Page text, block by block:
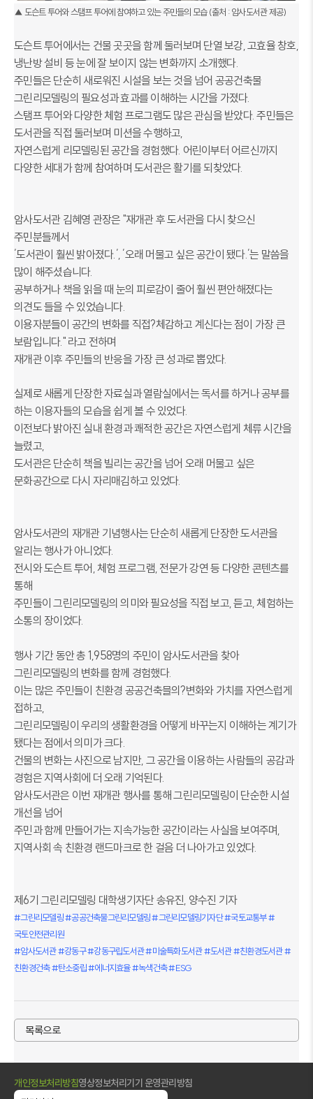
▲ 도슨트 투어와 스탬프 투어에 참여하고 있는 주민들의 모습 (출처 : 암사도서관 제공)
도슨트 투어에서는 건물 곳곳을 함께 둘러보며 단열 보강, 고효율 창호,
냉난방 설비 등 눈에 잘 보이지 않는 변화까지 소개했다.
주민들은 단순히 새로워진 시설을 보는 것을 넘어 공공건축물
그린리모델링의 필요성과 효과를 이해하는 시간을 가졌다.
스탬프 투어와 다양한 체험 프로그램도 많은 관심을 받았다. 주민들은
도서관을 직접 둘러보며 미션을 수행하고,
자연스럽게 리모델링된 공간을 경험했다. 어린이부터 어르신까지
다양한 세대가 함께 참여하며 도서관은 활기를 되찾았다.
암사도서관 김혜영 관장은 "재개관 후 도서관을 다시 찾으신
주민분들께서
′도서관이 훨씬 밝아졌다.′, ′오래 머물고 싶은 공간이 됐다.′는 말씀을
많이 해주셨습니다.
공부하거나 책을 읽을 때 눈의 피로감이 줄어 훨씬 편안해졌다는
의견도 들을 수 있었습니다.
이용자분들이 공간의 변화를 직접?체감하고 계신다는 점이 가장 큰
보람입니다." 라고 전하며
재개관 이후 주민들의 반응을 가장 큰 성과로 뽑았다.
실제로 새롭게 단장한 자료실과 열람실에서는 독서를 하거나 공부를
하는 이용자들의 모습을 쉽게 볼 수 있었다.
이전보다 밝아진 실내 환경과 쾌적한 공간은 자연스럽게 체류 시간을
늘렸고,
도서관은 단순히 책을 빌리는 공간을 넘어 오래 머물고 싶은
문화공간으로 다시 자리매김하고 있었다.
암사도서관의 재개관 기념행사는 단순히 새롭게 단장한 도서관을
알리는 행사가 아니었다.
전시와 도슨트 투어, 체험 프로그램, 전문가 강연 등 다양한 콘텐츠를
통해
주민들이 그린리모델링의 의미와 필요성을 직접 보고, 듣고, 체험하는
소통의 장이었다.
행사 기간 동안 총 1,958명의 주민이 암사도서관을 찾아
그린리모델링의 변화를 함께 경험했다.
이는 많은 주민들이 친환경 공공건축믈의?변화와 가치를 자연스럽게
접하고,
그린리모델링이 우리의 생활환경을 어떻게 바꾸는지 이해하는 계기가
됐다는 점에서 의미가 크다.
건물의 변화는 사진으로 남지만, 그 공간을 이용하는 사람들의 공감과
경험은 지역사회에 더 오래 기억된다.
암사도서관은 이번 재개관 행사를 통해 그린리모델링이 단순한 시설
개선을 넘어
주민과 함께 만들어가는 지속가능한 공간이라는 사실을 보여주며,
지역사회 속 친환경 랜드마크로 한 걸음 더 나아가고 있었다.
제6기 그린리모델링 대학생기자단 송유진, 양수진 기자
#그린리모델링 #공공건축물그린리모델링 #그린리모델링기자단 #국토교통부 #
국토안전관리원
#암사도서관 #강동구 #강동구립도서관 #미술특화도서관 #도서관 #친환경도서관 #
친환경건축 #탄소중립 #에너지효율 #녹색건축 #ESG
목록으로
개인정보처리방침영상정보처리기기 운영관리방침